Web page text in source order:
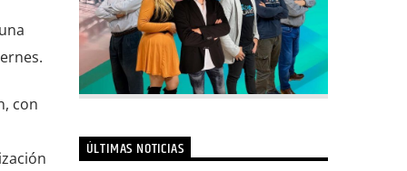
con
ÚLTIMAS NOTICIAS